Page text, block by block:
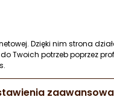
model:Realme 14
indukcyjne:Nie
Dzięki nim strona
Twoich potrzeb poprzez